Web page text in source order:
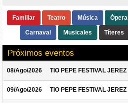
Familiar Teatro Música Ópera
Carnaval Musicales Títeres
Próximos eventos
08/Ago/2026 TIO PEPE FESTIVAL JEREZ
09/Ago/2026 TIO PEPE FESTIVAL JEREZ